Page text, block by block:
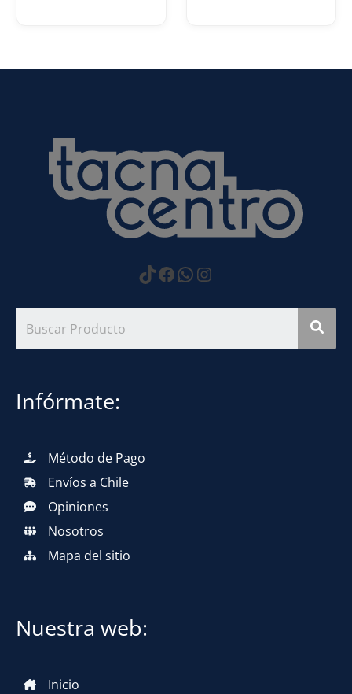
https://
Facebook
WhatsApp
Instagram
Infórmate:
Método de Pago
Envíos a Chile
Opiniones
Nosotros
Mapa del sitio
Nuestra web:
Inicio